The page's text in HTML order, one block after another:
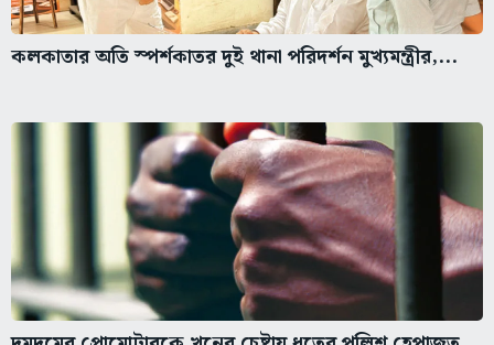
কলকাতার অতি স্পর্শকাতর দুই থানা পরিদর্শন মুখ্যমন্ত্রীর,...